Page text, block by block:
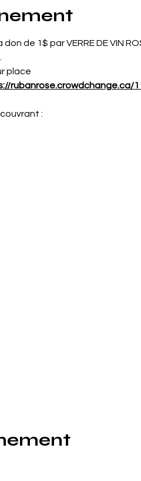
don de 1$ par VERRE DE VIN
place
rubanrose.crowdchange.ca/
: